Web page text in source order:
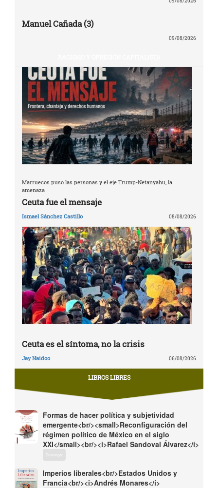
Manuel Cañada (3)
09/08/2026
Marruecos puso las personas y el eje Trump-Netanyahu, la
amenaza
Ceuta fue el mensaje
Ismael Sánchez Castillo 08/08/2026
Ceuta es el síntoma, no la crisis
Jay Naidoo 06/08/2026
LIBROS LIBRES
Formas de hacer política y subjetividad
emergente<br/><small>Reconfiguración del
régimen político de México en el siglo
XXI</small><br/><i>Rafael Sandoval Álvarez</i>
Descargar
Imperios liberales<br/>Estados Unidos y
Francia<br/><i>Andrés Monares</i>